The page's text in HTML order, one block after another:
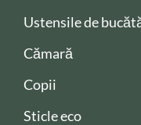
Ustensile de
Cămară
Copii
Sticle eco